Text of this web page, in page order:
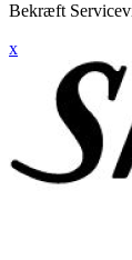
Bekræft
x